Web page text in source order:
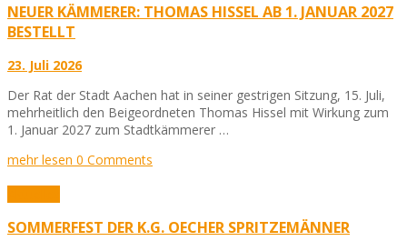
NEUER KÄMMERER: THOMAS HISSEL AB 1. JANUAR 2027
BESTELLT
23. Juli 2026
Der Rat der Stadt Aachen hat in seiner gestrigen Sitzung, 15. Juli,
mehrheitlich den Beigeordneten Thomas Hissel mit Wirkung zum
1. Januar 2027 zum Stadtkämmerer …
mehr lesen 0 Comments
SOMMERFEST DER K.G. OECHER SPRITZEMÄNNER